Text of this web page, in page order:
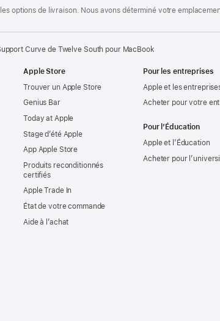
options de livraison. Nous avons déterminé votre
Curve de Twelve South pour MacBook
Apple Store
Trouver un Apple Store
Genius Bar
Today at Apple
Stage d’été Apple
App Apple Store
Produits reconditionnés
certifiés
Apple Trade In
État de votre commande
Aide à l’achat
Pour les entreprises
Apple et les
Acheter pour votre
Pour l’Éducation
Apple et l’Éducation
Acheter pour